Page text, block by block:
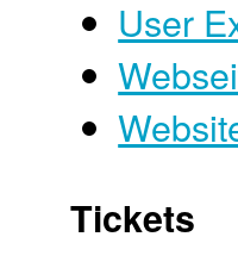
User
Tickets